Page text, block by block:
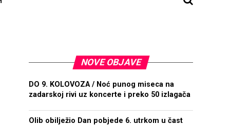
NOVE OBJAVE
DO 9. KOLOVOZA / Noć punog miseca na
zadarskoj rivi uz koncerte i preko 50 izlagača
Olib obilježio Dan pobjede 6. utrkom u čast